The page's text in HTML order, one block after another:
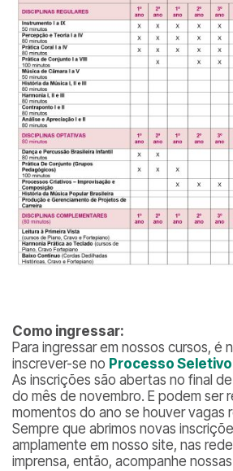
Como ingressar:
Para ingressar em nossos cursos, é
inscrever-se no Processo
As inscrições são abertas no final
do mês de novembro. E podem ser
momentos do ano se houver vagas
Sempre que abrimos novas
amplamente em nosso site, nas
imprensa, então, acompanhe